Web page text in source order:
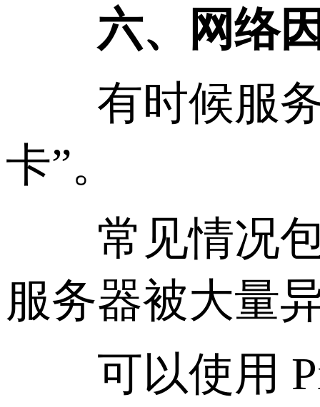
六、网络因
有时候服务
卡”。
常见情况包
服务器被大量
可以使用